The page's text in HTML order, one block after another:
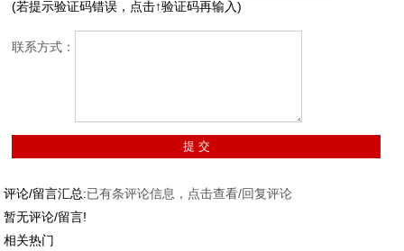
(若提示验证码错误，点击↑验证码再输入)
联系方式：
评论/留言汇总:已有条评论信息，点击查看/回复评论
暂无评论/留言!
相关热门